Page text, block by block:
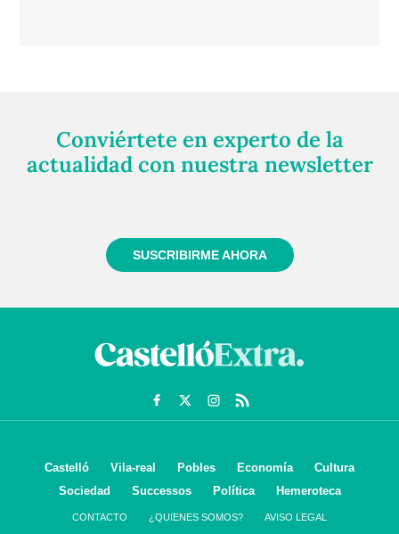
Conviértete en experto de la
actualidad con nuestra newsletter
SUSCRIBIRME AHORA
Castelló Vila-real Pobles Economía
Cultura
Sociedad
Successos Política Hemeroteca
CONTACTO ¿QUIENES SOMOS? AVISO LEGAL